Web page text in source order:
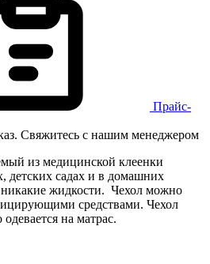
Прайс-
Свяжитесь с нашим менеджером
из медицинской клеенки
детских садах и в домашних
жидкости. Чехол можно
средствами. Чехол
на матрас.